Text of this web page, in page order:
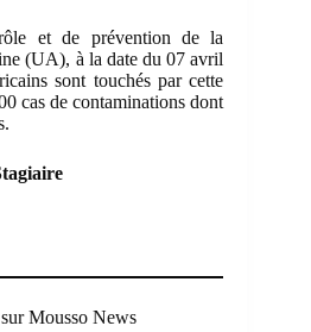
et de prévention de la
(UA), à la date du 07 avril
sont touchés par cette
cas de contaminations dont
Mousso News